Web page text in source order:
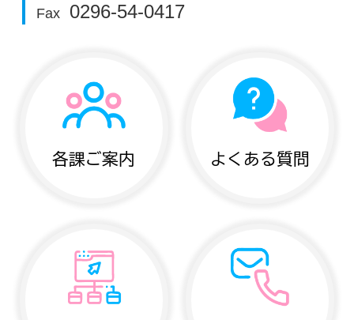
Fax
0296-54-0417
各課ご案内 よくある質問